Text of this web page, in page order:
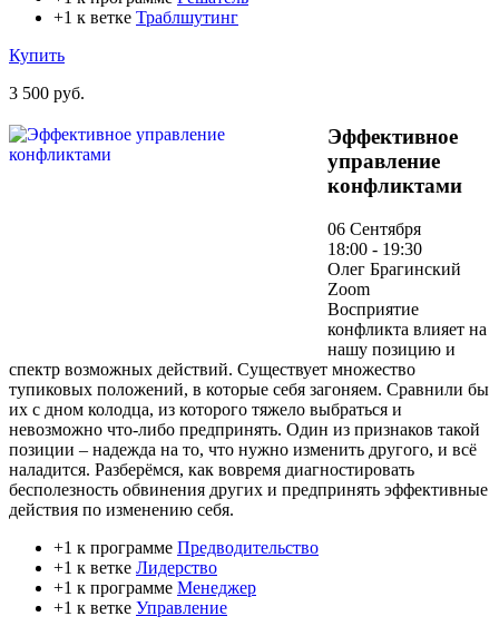
+1 к ветке Траблшутинг
Купить
3 500 руб.
Эффективное
управление
конфликтами
06 Сентября
18:00 - 19:30
Олег Брагинский
Zoom
Восприятие
конфликта влияет на
нашу позицию и
спектр возможных действий. Существует множество
тупиковых положений, в которые себя загоняем. Сравнили бы
их с дном колодца, из которого тяжело выбраться и
невозможно что-либо предпринять. Один из признаков такой
позиции – надежда на то, что нужно изменить другого, и всё
наладится. Разберёмся, как вовремя диагностировать
бесполезность обвинения других и предпринять эффективные
действия по изменению себя.
+1 к программе Предводительство
+1 к ветке Лидерство
+1 к программе Менеджер
+1 к ветке Управление